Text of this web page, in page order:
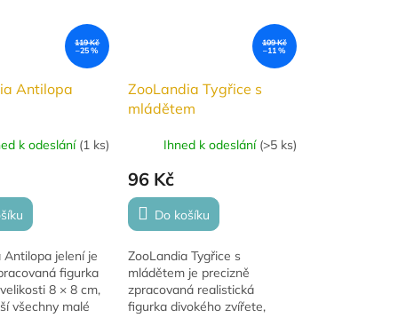
119 Kč
–25 %
Antilopa
k odeslání (1 ks)
Antilopa jelení je
figurka
8 × 8 cm,
všechny malé
109 Kč
–11 %
ZooLandia Tygřice s
mládětem
Ihned k odeslání (>5 ks)
96 Kč
Do košíku
ZooLandia Tygřice s
mládětem je precizně
zpracovaná realistická
figurka divokého zvířete,